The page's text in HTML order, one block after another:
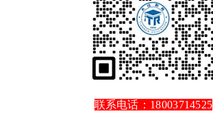
联系电话：18003714525